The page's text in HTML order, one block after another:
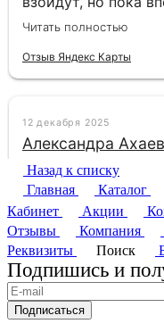
Назад к списку
Главная
Каталог
Кабинет
Акции
Отзывы
Компания
Реквизиты
Поиск
Подпишись и
Подписаться